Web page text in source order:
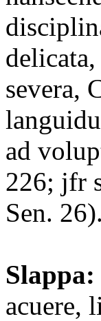
severa,
ad
226; jfr
Sen. 26).
Slappa:
acuere,